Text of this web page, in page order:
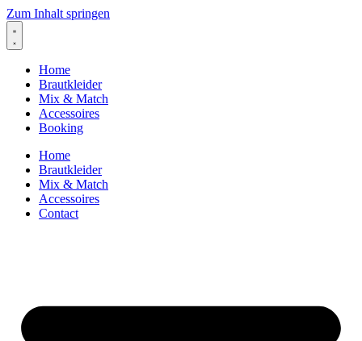
Zum Inhalt springen
Home
Brautkleider
Mix & Match
Accessoires
Booking
Home
Brautkleider
Mix & Match
Accessoires
Contact